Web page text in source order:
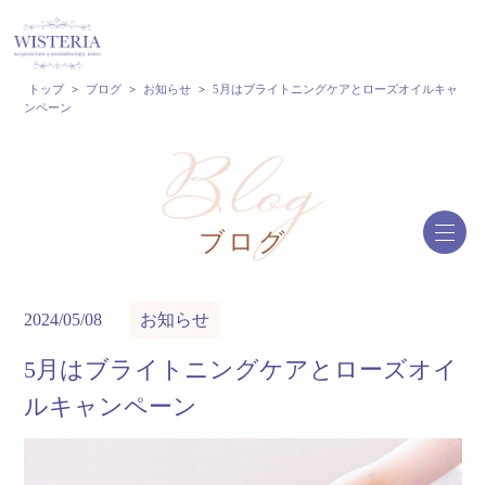
トップ > ブログ > お知らせ >
5月はブライトニングケアとローズオイルキャ
ンペーン
ブログ
2024/05/08 お知らせ
5月はブライトニングケアとローズオイ
ルキャンペーン